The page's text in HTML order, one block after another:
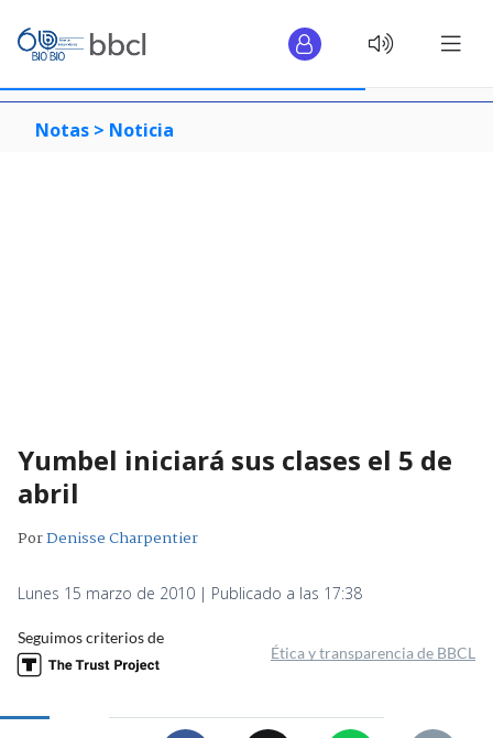
Notas > Noticia
Yumbel iniciará sus clases el 5 de
abril
PorDenisse Charpentier
Lunes 15 marzo de 2010 | Publicado a las 17:38
Seguimos criterios de
Ética y transparencia de BBCL